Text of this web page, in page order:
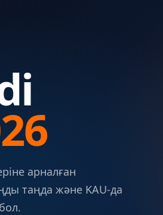
арналған
таңда және KAU-да